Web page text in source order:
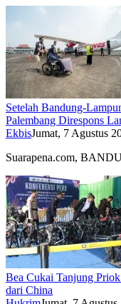
Setelah Bandung-
Palembang Direspons
EkbisJumat, 7 Agustus
Suarapena.com,
Bea Cukai Tanjung
dari China